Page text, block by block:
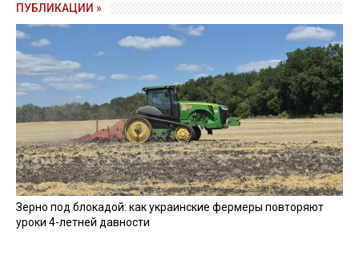
ПУБЛИКАЦИИ »
Зерно под блокадой: как украинские фермеры повторяют
уроки 4-летней давности